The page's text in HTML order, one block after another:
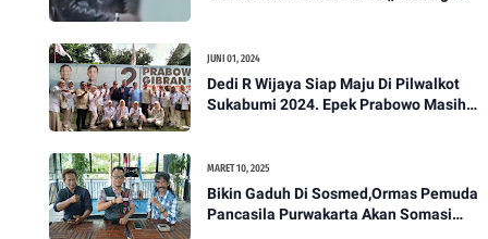
JUNI 01, 2024
Dedi R Wijaya Siap Maju Di Pilwalkot
Sukabumi 2024. Epek Prabowo Masih
MARET 10, 2025
Bikin Gaduh Di Sosmed,Ormas Pemuda
Pancasila Purwakarta Akan Somasi